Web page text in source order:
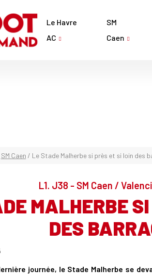
Le Havre
AC
SM
Caen
SM Caen / Le Stade Malherbe si près et si loin des
L1. J38 - SM Caen /
MALHERBE
DES
journée, le Stade Malherbe se